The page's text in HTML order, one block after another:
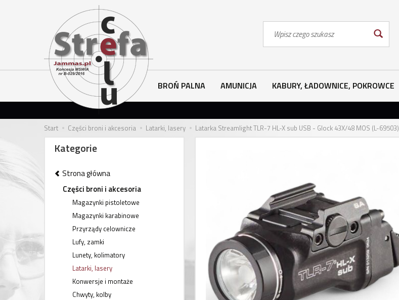
BROŃ PALNA AMUNICJA KABURY, ŁADOWNICE, POKROWCE
Start Części broni i akcesoria Latarki, lasery Latarka Streamlight TLR-7 HL-X sub USB - Glock 43X/48 MOS (L-69503)
Kategorie
Strona główna
Części broni i akcesoria
Magazynki pistoletowe
Magazynki karabinowe
Przyrządy celownicze
Lufy, zamki
Lunety, kolimatory
Latarki, lasery
Konwersje i montaże
Chwyty, kolby